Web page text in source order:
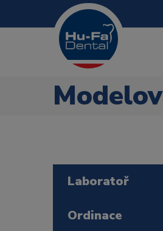
Laboratoř
Ordinace